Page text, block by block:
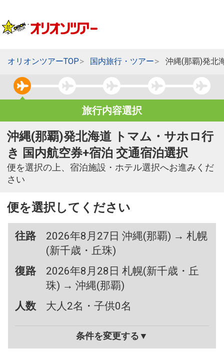
オリオンツアーTOP 国内旅行・ツアー 沖縄(那覇)発北
旅行内容選択
沖縄(那覇)発北海道 トマム・サホロ行
き 国内航空券+宿泊 交通宿泊選択
便を選択の上、宿泊施設・ホテル選択へお進みくだ
さい
便を選択してください
往路
2026年8月27日 沖縄(那覇) → 札幌
(新千歳・丘珠)
復路
2026年8月28日 札幌(新千歳・丘
珠) → 沖縄(那覇)
人数
大人2名・子供0名
条件を変更する▼